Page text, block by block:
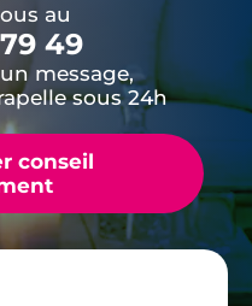
au
79 49
message,
sous 24h
conseil